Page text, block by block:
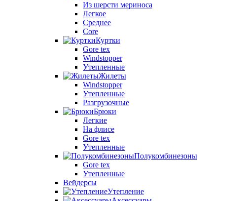
Из шерсти мериноса
Легкое
Среднее
Core
Куртки
Gore tex
Windstopper
Утепленные
Жилеты
Windstopper
Утепленные
Разгрузочные
Брюки
Легкие
На флисе
Gore tex
Утепленные
Полукомбинезоны
Gore tex
Утепленные
Вейдерсы
Утепление